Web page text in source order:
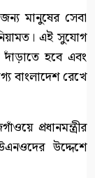
জন্য মানুষের সেবা
এই সুযোগ
হবে এবং
বাংলাদেশ রেখে
প্রধানমন্ত্রীর
উদ্দেশে